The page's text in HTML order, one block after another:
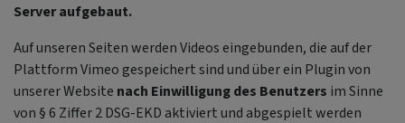
Server aufgebaut.
Auf unseren Seiten werden Videos eingebunden, die auf der
Plattform Vimeo gespeichert sind und über ein Plugin von
unserer Website nach Einwilligung des Benutzers im Sinne
von § 6 Ziffer 2 DSG-EKD aktiviert und abgespielt werden